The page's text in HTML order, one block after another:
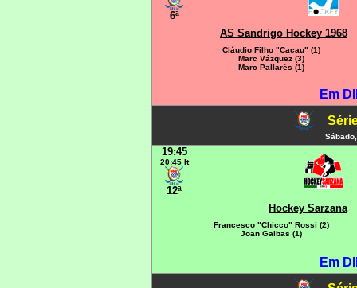
6ª
AS Sandrigo Hockey 1968
Cláudio Filho "Cacau" (1)
Marc Vázquez (3)
Marc Pallarés (1)
Em
19:45
20:45 It
12ª
Hockey Sarzana
Francesco "Chicco" Rossi (2)
Joan Galbas (1)
Em